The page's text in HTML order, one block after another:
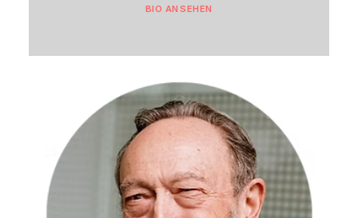
BIO ANSEHEN